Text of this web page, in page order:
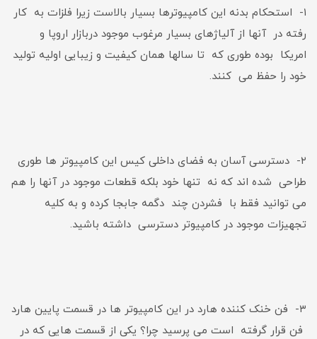
۱- استحکام بدنه این کامپیوترها بسیار بالاست زیرا فلزات به کار
رفته در آنها از آلیاژهای بسیار مرغوب موجود دربازار اروپا و
امریکا بوده طوری که تا سالها همان کیفیت و زیبایی اولیه تولید
خود را حفظ می کنند.
۲- دسترسی آسان به فضای داخلی کیس این کامپیوتر ها طوری
طراحی شده اند که نه تنها خود بلکه قطعات موجود در آنها را هم
می توانید فقط با فشردن چند دگمه جابجا کرده و به کلیه
تجهیزات موجود در کامپیوتر دسترسی داشته باشید.
۳- فن خنک کننده هارد در این کامپیوتر ها در قسمت پایین هارد
فن قرار گرفته است می پرسید چرا؟ یکی از قسمت هایی که در